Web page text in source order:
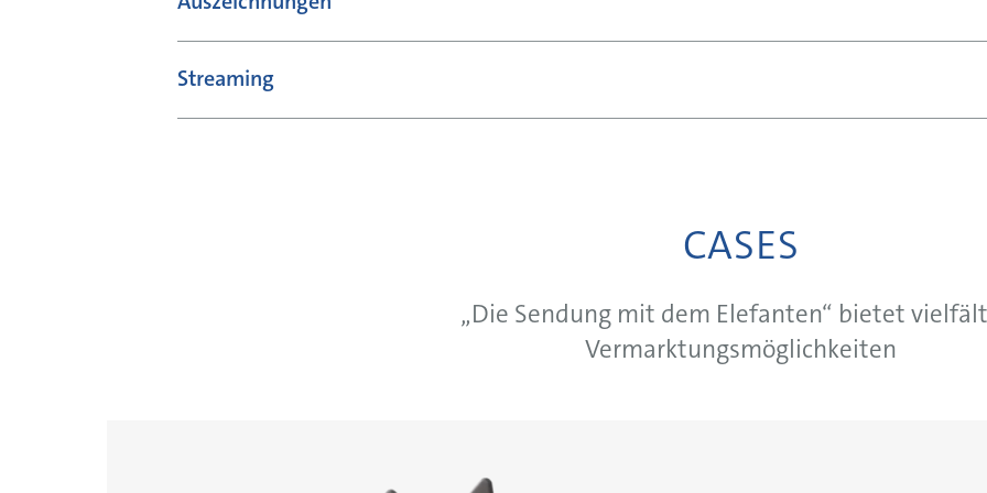
Streaming
CASES
„Die Sendung mit dem Elefanten“ bietet
Vermarktungsmöglichkeiten